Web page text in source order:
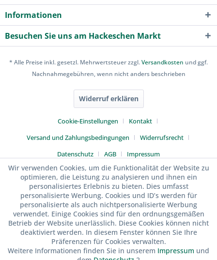
Informationen
Besuchen Sie uns am Hackeschen Markt
* Alle Preise inkl. gesetzl. Mehrwertsteuer zzgl.Versandkosten und ggf.
Nachnahmegebühren, wenn nicht anders beschrieben
Widerruf erklären
Cookie-Einstellungen
Kontakt
Versand und Zahlungsbedingungen
Widerrufsrecht
Datenschutz
AGB Impressum
Wir verwenden Cookies, um die Funktionalität der Website zu
optimieren, die Leistung zu analysieren und ihnen ein
personalisiertes Erlebnis zu bieten. Dies umfasst
personalisierte Werbung. Cookies und ID’s werden für
personalisierte als auch nichtpersonalisierte Werbung
verwendet. Einige Cookies sind für den ordnungsgemäßen
Betrieb der Website unerlässlich. Diese Cookies können nicht
deaktiviert werden. In diesem Fenster können Sie Ihre
Präferenzen für Cookies verwalten.
Weitere Informationen finden Sie in unserem Impressum und